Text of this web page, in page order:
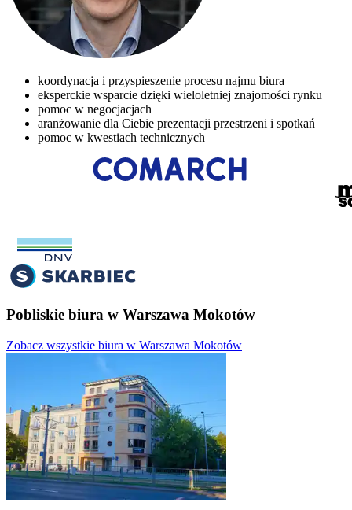
koordynacja i przyspieszenie procesu najmu biura
eksperckie wsparcie dzięki wieloletniej znajomości rynku
pomoc w negocjacjach
aranżowanie dla Ciebie prezentacji przestrzeni i spotkań
pomoc w kwestiach technicznych
Pobliskie biura w Warszawa Mokotów
Zobacz wszystkie biura w Warszawa Mokotów